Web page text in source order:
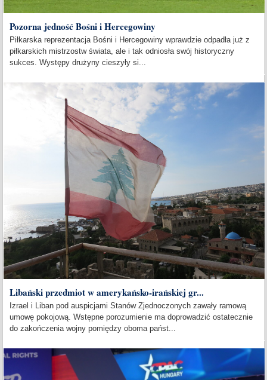
Pozorna jedność Bośni i Hercegowiny
Piłkarska reprezentacja Bośni i Hercegowiny wprawdzie odpadła już z
piłkarskich mistrzostw świata, ale i tak odniosła swój historyczny
sukces. Występy drużyny cieszyły si...
Libański przedmiot w amerykańsko-irańskiej gr...
Izrael i Liban pod auspicjami Stanów Zjednoczonych zawały ramową
umowę pokojową. Wstępne porozumienie ma doprowadzić ostatecznie
do zakończenia wojny pomiędzy oboma państ...